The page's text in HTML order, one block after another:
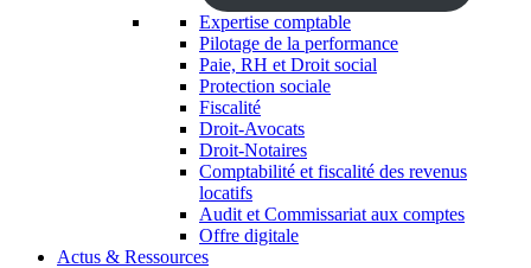
Expertise comptable
Pilotage de la performance
Paie, RH et Droit social
Protection sociale
Fiscalité
Droit-Avocats
Droit-Notaires
Comptabilité et fiscalité des revenus
locatifs
Audit et Commissariat aux comptes
Offre digitale
Actus & Ressources